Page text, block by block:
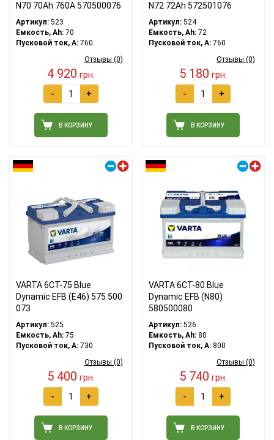
N70 70Ah 760A 570500076
Артикул: 523
Емкость, Ah: 70
Пусковой ток, A: 760
Отзывы (0)
4 920 грн.
- +
В КОРЗИНУ
N72 72Ah 572501076
Артикул:524
Емкость, Ah:72
Пусковой ток, A:760
Отзывы (0)
5 180 грн.
- +
В КОРЗИНУ
VARTA 6СТ-75 Blue
Dynamic EFB (E46) 575 500
073
Артикул: 525
Емкость, Ah: 75
Пусковой ток, A: 730
Отзывы (0)
5 400 грн.
- +
В КОРЗИНУ
VARTA 6СТ-80 Blue
Dynamic EFB (N80)
580500080
Артикул:526
Емкость, Ah:80
Пусковой ток, A:800
Отзывы (0)
5 740 грн.
- +
В КОРЗИНУ